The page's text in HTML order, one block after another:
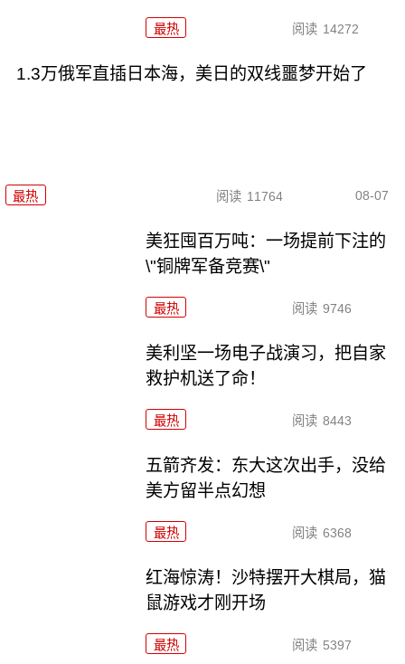
最热 阅读 14272
1.3万俄军直插日本海，美日的双线噩梦开始了
最热 阅读 11764 08-07
美狂囤百万吨：一场提前下注的
\"铜牌军备竞赛\"
最热 阅读 9746
美利坚一场电子战演习，把自家
救护机送了命！
最热 阅读 8443
五箭齐发：东大这次出手，没给
美方留半点幻想
最热 阅读 6368
红海惊涛！沙特摆开大棋局，猫
鼠游戏才刚开场
最热 阅读 5397